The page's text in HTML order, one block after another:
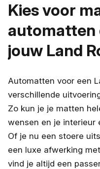
Kies voor
automatten
jouw Land
Automatten voor een
verschillende
Zo kun je je matten
wensen en je interieur
Of je nu een stoere
een luxe afwerking
vind je altijd een